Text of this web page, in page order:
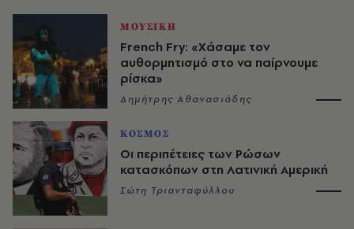
ΜΟΥΣΙΚΗ
French Fry: «Χάσαμε τον
αυθορμητισμό στο να παίρνουμε
ρίσκα»
Δημήτρης Αθανασιάδης
ΚΟΣΜΟΣ
Οι περιπέτειες των Ρώσων
κατασκόπων στη Λατινική Αμερική
Σώτη Τριανταφύλλου